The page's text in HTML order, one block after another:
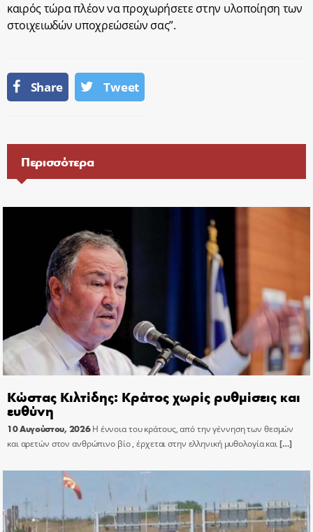
καιρός τώρα πλέον να προχωρήσετε στην υλοποίηση των
στοιχειωδών υποχρεώσεών σας”.
Share Tweet
Περισσότερα
Κώστας Κιλτίδης: Κράτος χωρίς ρυθμίσεις και
ευθύνη
10 Αυγούστου, 2026 Η έννοια του κράτους, από την γέννηση των θεσμών
και αρετών στον ανθρώπινο βίο , έρχεται στην ελληνική μυθολογία και[…]